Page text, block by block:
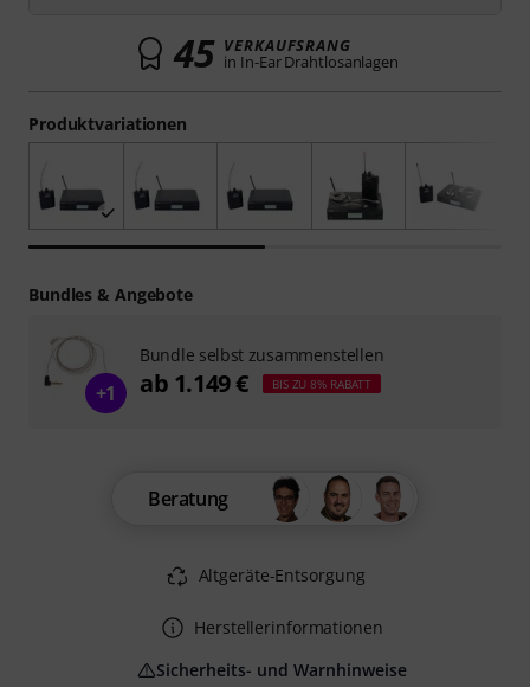
Produktvariationen
45 VERKAUFSRANG
in In-Ear Drahtlosanlagen
Beratung
Altgeräte-Entsorgung
Herstellerinformationen
Sicherheits- und Warnhinweise
Bundles & Angebote
+1
Bundle selbst zusammenstellen
ab 1.149 € BIS ZU 8% RABATT